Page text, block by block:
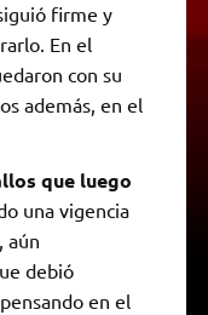
firme y
En el
con su
además, en el
que luego
una vigencia
aún
debió
en el